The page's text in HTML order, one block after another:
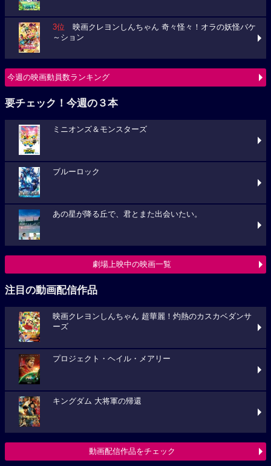
3位 映画クレヨンしんちゃん 奇々怪々！オラの妖怪バケ
～ション
今週の映画動員数ランキング
要チェック！今週の３本
ミニオンズ＆モンスターズ
ブルーロック
あの星が降る丘で、君とまた出会いたい。
劇場上映中の映画一覧
注目の動画配信作品
映画クレヨンしんちゃん 超華麗！灼熱のカスカベダンサ
ーズ
プロジェクト・ヘイル・メアリー
キングダム 大将軍の帰還
動画配信作品をチェック